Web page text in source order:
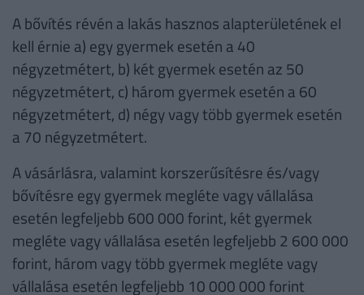
A bővítés révén a lakás hasznos alapterületének el
kell érnie a) egy gyermek esetén a 40
négyzetmétert, b) két gyermek esetén az 50
négyzetmétert, c) három gyermek esetén a 60
négyzetmétert, d) négy vagy több gyermek esetén
a 70 négyzetmétert.
A vásárlásra, valamint korszerűsítésre és/vagy
bővítésre egy gyermek megléte vagy vállalása
esetén legfeljebb 600 000 forint, két gyermek
megléte vagy vállalása esetén legfeljebb 2 600 000
forint, három vagy több gyermek megléte vagy
vállalása esetén legfeljebb 10 000 000 forint